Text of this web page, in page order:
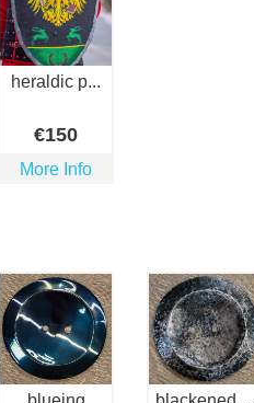
heraldic p...
€150
More Info